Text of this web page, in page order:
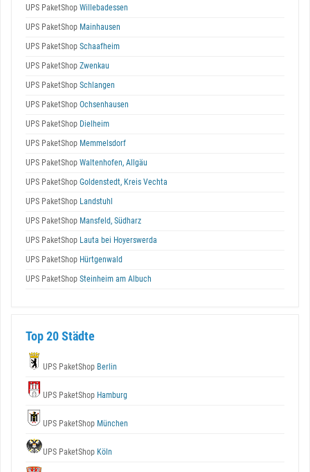
UPS PaketShop Willebadessen
UPS PaketShop Mainhausen
UPS PaketShop Schaafheim
UPS PaketShop Zwenkau
UPS PaketShop Schlangen
UPS PaketShop Ochsenhausen
UPS PaketShop Dielheim
UPS PaketShop Memmelsdorf
UPS PaketShop Waltenhofen, Allgäu
UPS PaketShop Goldenstedt, Kreis Vechta
UPS PaketShop Landstuhl
UPS PaketShop Mansfeld, Südharz
UPS PaketShop Lauta bei Hoyerswerda
UPS PaketShop Hürtgenwald
UPS PaketShop Steinheim am Albuch
Top 20 Städte
UPS PaketShop Berlin
UPS PaketShop Hamburg
UPS PaketShop München
UPS PaketShop Köln